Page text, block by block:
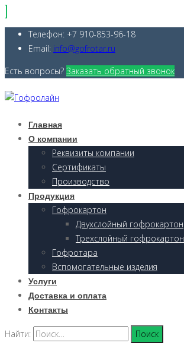
Телефон: +7 910-853-96-18
Email: info@gofrotar.ru
Есть вопросы? Заказать обратный звонок
Главная
О компании
Реквизиты компании
Сертификаты
Производство
Продукция
Гофрокартон
Двухслойный гофрокартон
Трехслойный гофрокартон
Гофротара
Вспомогательные изделия
Услуги
Доставка и оплата
Контакты
Найти: